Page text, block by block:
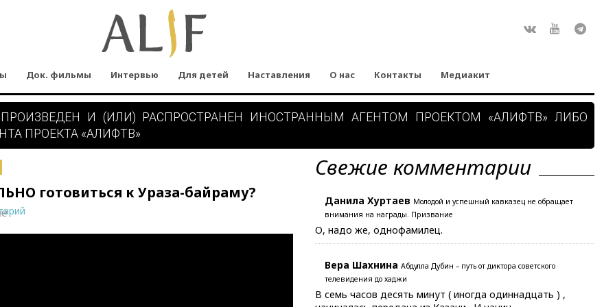
Док. фильмы Интервью Для детей Наставления О нас Контакты Медиакит
И (ИЛИ) РАСПРОСТРАНЕН ИНОСТРАННЫМ АГЕНТОМ ПРОЕКТОМ «АЛИФТВ» ЛИБО
ПРОЕКТА «АЛИФТВ»
готовиться к Ураза-байраму?
Свежие комментарии
Данила Хуртаев Молодой и успешный кавказец не обращает
внимания на награды. Призвание
О, надо же, однофамилец.
Вера Шахнина Абдулла Дубин – путь от диктора советского
телевидения до хаджи
В семь часов десять минут ( иногда одиннадцать ) ,